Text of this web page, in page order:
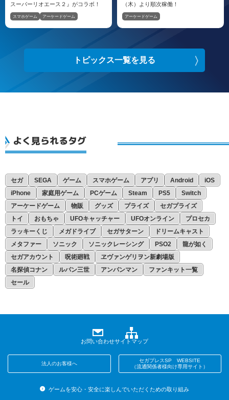
スマホゲーム アーケードゲーム
スーパーリオエース２』がコラボ！
アーケードゲーム
（木）より順次稼働！
トピックス一覧を見る
よく見られるタグ
セガ SEGA ゲーム スマホゲーム アプリ Android
iOS
iPhone
家庭用ゲーム PCゲーム Steam PS5
Switch
アーケードゲーム
物販 グッズ プライズ
セガプライズ
トイ
おもちゃ UFOキャッチャー UFOオンライン
プロセカ
ラッキーくじ
メガドライブ セガサターン
ドリームキャスト
メタファー
ソニック ソニックレーシング PSO2
龍が如く
セガアカウント
呪術廻戦
ヱヴァンゲリヲン新劇場版
名探偵コナン
ルパン三世 アンパンマン
ファンキット一覧
セール
お問い合わせサイトマップ
法人のお客様へ
セガプレスSP WEBSITE
（流通関係者様向け専用サイト）
ゲームを安心・安全に楽しんでいただくための取り組み